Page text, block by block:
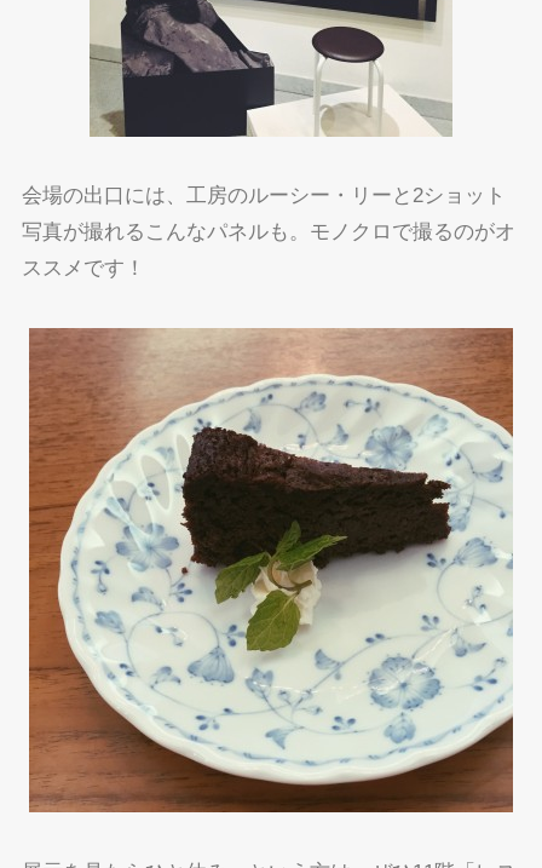
会場の出口には、工房のルーシー・リーと2ショット
写真が撮れるこんなパネルも。モノクロで撮るのがオ
ススメです！